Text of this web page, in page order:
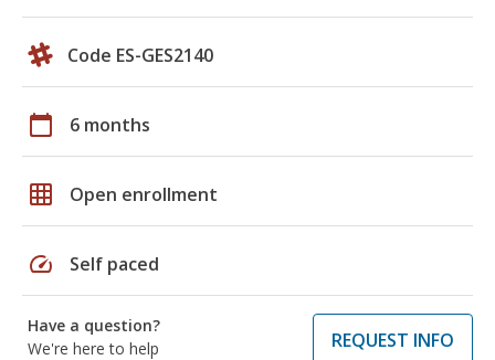
Code ES-GES2140
calendar_today 6 months
grid_on Open enrollment
speed Self paced
Have a question?
We're here to help
REQUEST INFO